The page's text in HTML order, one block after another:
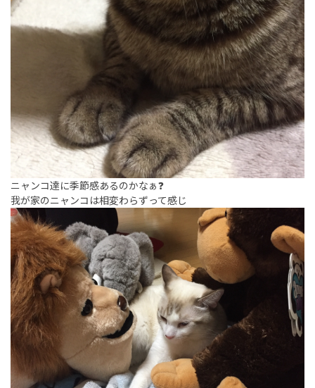
ニャンコ達に季節感あるのかなぁ❓
我が家のニャンコは相変わらずって感じ